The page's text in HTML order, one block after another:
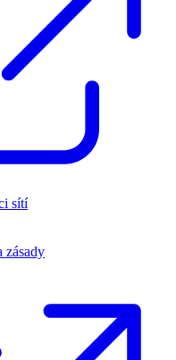
sítí
zásady